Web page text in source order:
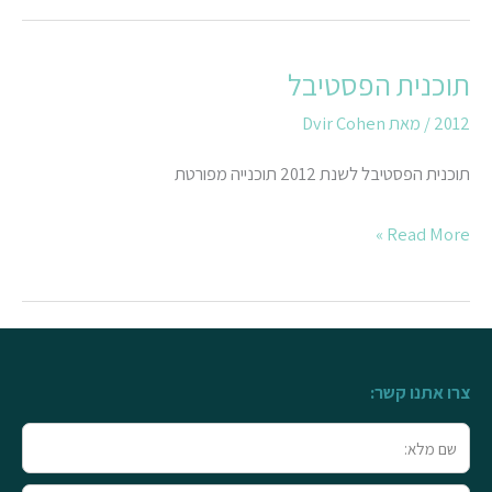
תוכנית הפסטיבל
2012/ מאתDvir Cohen
תוכנית הפסטיבל לשנת 2012 תוכנייה מפורטת
תוכנית
הפסטיבל
Read More »
צרו אתנו קשר:
מלא